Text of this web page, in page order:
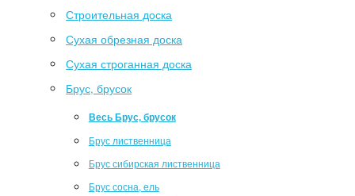
Строительная доска
Сухая обрезная доска
Сухая строганная доска
Брус, брусок
Весь Брус, брусок
Брус лиственница
Брус сибирская лиственница
Брус сосна, ель